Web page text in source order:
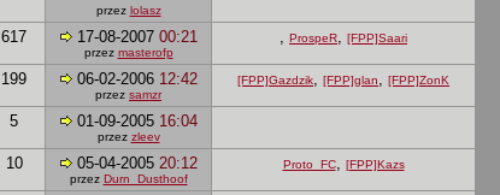
przez lolasz
617 17-08-2007 00:21
przez masterofp
, ProspeR, [FPP]Saari
199 06-02-2006 12:42
przez samzr
[FPP]Gazdzik, [FPP]glan, [FPP]ZonK
5 01-09-2005 16:04
przez zleev
10 05-04-2005 20:12
przez Durn_Dusthoof
Proto_FC, [FPP]Kazs